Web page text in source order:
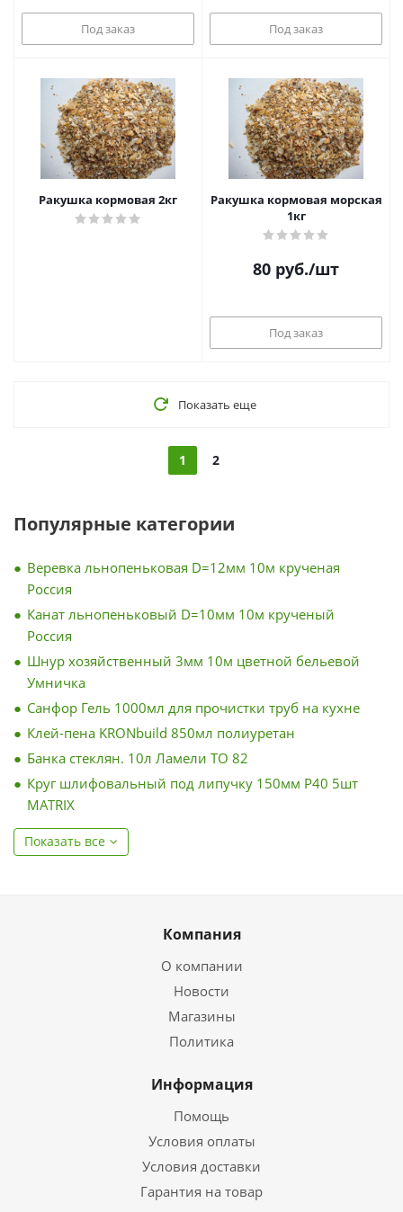
Под заказ Под заказ
Ракушка кормовая 2кг
Ракушка кормовая морская
1кг
80 руб./шт
Под заказ
Показать еще
1 2
Популярные категории
Веревка льнопеньковая D=12мм 10м крученая
Россия
Канат льнопеньковый D=10мм 10м крученый
Россия
Шнур хозяйственный 3мм 10м цветной бельевой
Умничка
Санфор Гель 1000мл для прочистки труб на кухне
Клей-пена KRONbuild 850мл полиуретан
Банка стеклян. 10л Ламели ТО 82
Круг шлифовальный под липучку 150мм Р40 5шт
MATRIX
Показать все
Компания
О компании
Новости
Магазины
Политика
Информация
Помощь
Условия оплаты
Условия доставки
Гарантия на товар